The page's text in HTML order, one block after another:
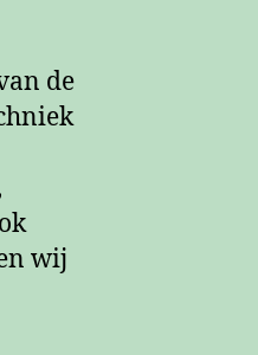
de
wij